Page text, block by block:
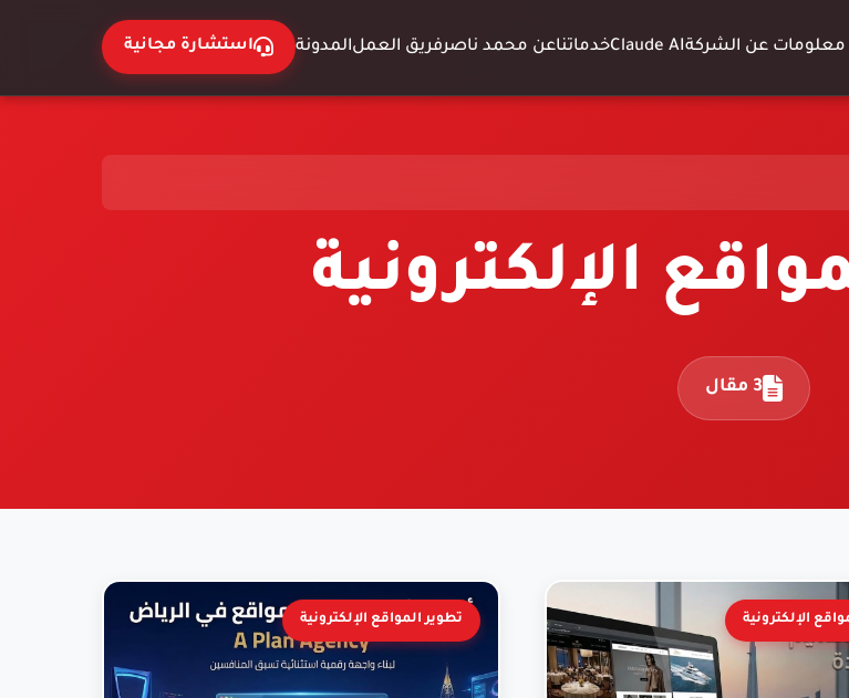
معلومات عن الشركةClaude AIخدماتناعن محمد ناصرفريق العملالمدونة استشارة مجانية
الإلكترونية
3 مقال
الإلكترونية تطوير المواقع الإلكترونية